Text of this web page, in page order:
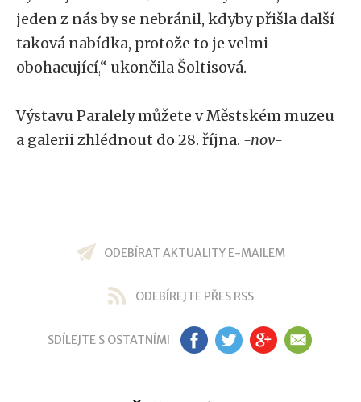
jeden z nás by se nebránil, kdyby přišla další
taková nabídka, protože to je velmi
obohacující,“ ukončila Šoltisová.
Výstavu Paralely můžete v Městském muzeu
a galerii zhlédnout do 28. října. -nov-
ODEBÍRAT AKTUALITY E-MAILEM
ODEBÍREJTE PŘES RSS
SDÍLEJTE S OSTATNÍMI FB TW GP EM